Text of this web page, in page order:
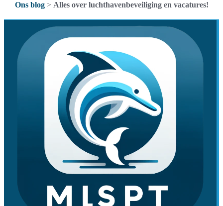
Ons blog> Alles over luchthavenbeveiliging en vacatures!